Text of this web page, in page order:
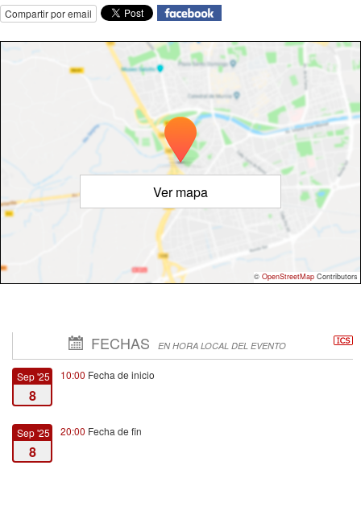
Compartir por email
Ver mapa
© OpenStreetMap Contributors
FECHAS EN HORA LOCAL DEL EVENTO
Sep '25
8
10:00 Fecha de inicio
Sep '25
8
20:00 Fecha de fin